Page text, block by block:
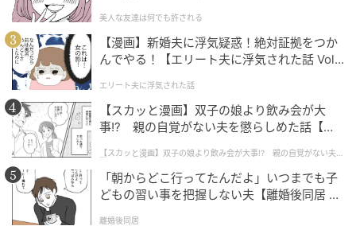
美人な友達は何でも許される
【漫画】新婚夫に浮気疑惑！絶対証拠をつか
んでやる！【エリート夫に浮気された話 Vol.
エリート夫に浮気された話
【スカッと漫画】双子の娘より飲み会が大
事!? 親の自覚がない夫を懲らしめた話【第1
【スカッと漫画】双子の娘より飲み会が大事!? 親の自覚がない夫を
懲らしめた話
「朝からどこ行ってたんだよ」いつまでも子
どもの習い事を把握しない夫【離婚後同居 Vo
離婚後同居